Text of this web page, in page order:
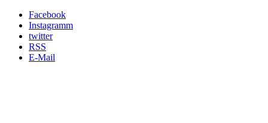
Facebook
Instagramm
twitter
RSS
E-Mail